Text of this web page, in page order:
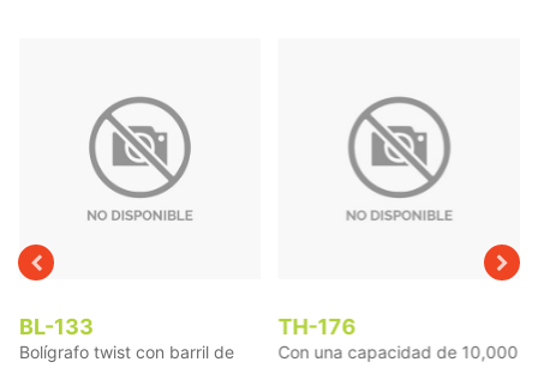
BL-133
Bolígrafo twist con barril de
TH-176
Con una capacidad de 10,000